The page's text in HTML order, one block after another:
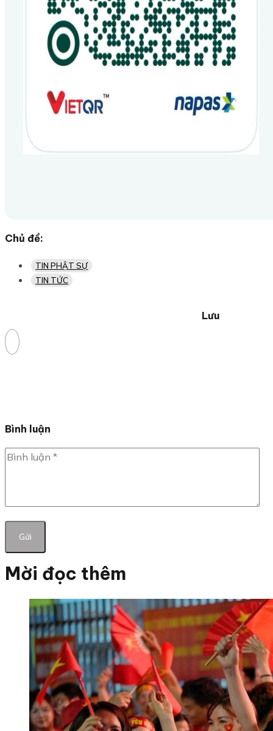
Chủ đề:
TIN PHẬT SỰ
TIN TỨC
Lưu
Bình luận
Mời đọc thêm